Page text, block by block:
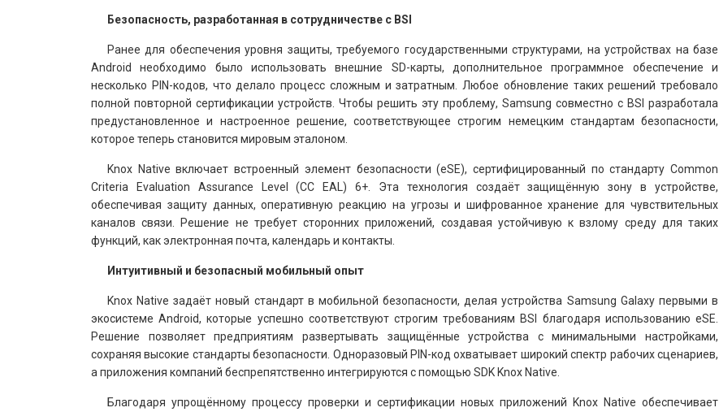
Безопасность, разработанная в сотрудничестве с BSI
Ранее для обеспечения уровня защиты, требуемого государственными структурами, на устройствах на базе
Android необходимо было использовать внешние SD-карты, дополнительное программное обеспечение и
несколько PIN-кодов, что делало процесс сложным и затратным. Любое обновление таких решений требовало
полной повторной сертификации устройств. Чтобы решить эту проблему, Samsung совместно с BSI разработала
предустановленное и настроенное решение, соответствующее строгим немецким стандартам безопасности,
которое теперь становится мировым эталоном.
Knox Native включает встроенный элемент безопасности (eSE), сертифицированный по стандарту Common
Criteria Evaluation Assurance Level (CC EAL) 6+. Эта технология создаёт защищённую зону в устройстве,
обеспечивая защиту данных, оперативную реакцию на угрозы и шифрованное хранение для чувствительных
каналов связи. Решение не требует сторонних приложений, создавая устойчивую к взлому среду для таких
функций, как электронная почта, календарь и контакты.
Интуитивный и безопасный мобильный опыт
Knox Native задаёт новый стандарт в мобильной безопасности, делая устройства Samsung Galaxy первыми в
экосистеме Android, которые успешно соответствуют строгим требованиям BSI благодаря использованию eSE.
Решение позволяет предприятиям развертывать защищённые устройства с минимальными настройками,
сохраняя высокие стандарты безопасности. Одноразовый PIN-код охватывает широкий спектр рабочих сценариев,
а приложения компаний беспрепятственно интегрируются с помощью SDK Knox Native.
Благодаря упрощённому процессу проверки и сертификации новых приложений Knox Native обеспечивает